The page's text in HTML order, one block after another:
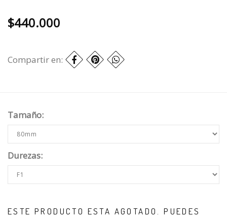
$440.000
Compartir en:
Tamaño:
Durezas:
ESTE PRODUCTO ESTA AGOTADO. PUEDES